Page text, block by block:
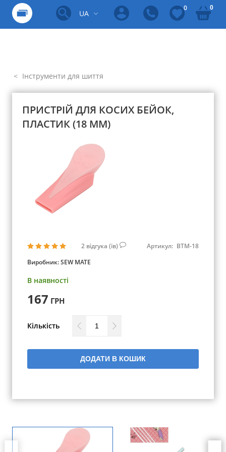
UA
0 0
Інструменти для шиття
ПРИСТРІЙ ДЛЯ КОСИХ БЕЙОК,
ПЛАСТИК (18 ММ)
2 відгука (ів) Артикул: BTM-18
Виробник:SEW MATE
В наявності
167 ГРН
Кількість
ДОДАТИ В КОШИК